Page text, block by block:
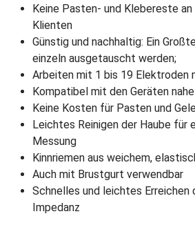
Keine Pasten- und Klebereste
Klienten
Günstig und nachhaltig: Ein
einzeln ausgetauscht werden;
Arbeiten mit 1 bis 19 Elektroden
Kompatibel mit den Geräten
Keine Kosten für Pasten und
Leichtes Reinigen der Haube für
Messung
Kinnriemen aus weichem,
Auch mit Brustgurt verwendbar
Schnelles und leichtes Erreichen
Impedanz